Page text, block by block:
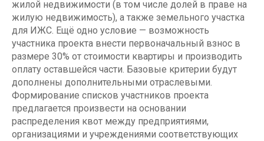
жилой недвижимости (в том числе долей в праве на
жилую недвижимость), а также земельного участка
для ИЖС. Ещё одно условие — возможность
участника проекта внести первоначальный взнос в
размере 30% от стоимости квартиры и производить
оплату оставшейся части. Базовые критерии будут
дополнены дополнительными отраслевыми.
Формирование списков участников проекта
предлагается произвести на основании
распределения квот между предприятиями,
организациями и учреждениями соответствующих